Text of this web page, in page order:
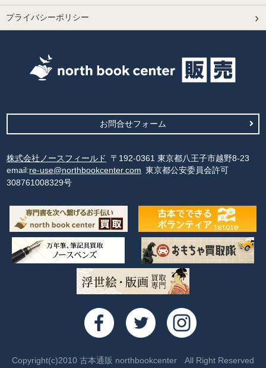
プライバシーポリシー
お問合せフォーム
株式会社ノースフィールド
〒192-0361 東京都八王子市越野8-23
email:re-use@northbookcenter.com 東京都公安委員会許可
308761008329号
Copyright(c)2010 古本通販 northbookcenter All Right Reserved